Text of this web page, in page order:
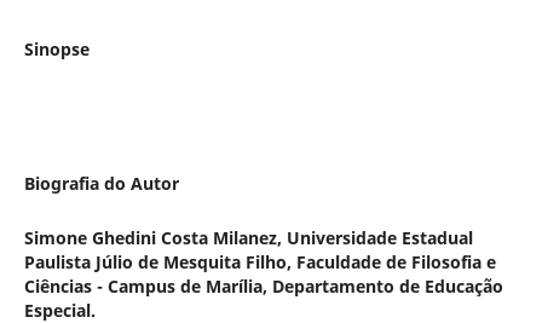
Sinopse
Biografia do Autor
Simone Ghedini Costa Milanez, Universidade Estadual
Paulista Júlio de Mesquita Filho, Faculdade de Filosofia e
Ciências - Campus de Marília, Departamento de Educação
Especial.